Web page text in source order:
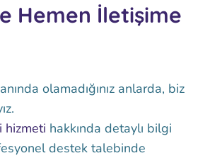
Hemen İletişime
olamadığınız anlarda, biz
hizmeti hakkında detaylı bilgi
destek talebinde